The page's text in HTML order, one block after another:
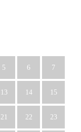
5 6 7
13 14 15
21 22 23